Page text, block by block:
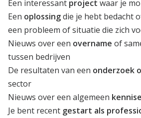
Een interessant project waar je
Een oplossingdie je hebt bedacht
een probleem of situatie die zich
Nieuws over een overname of
tussen bedrijven
De resultaten van een onderzoek
sector
Nieuws over een algemeen
Je bent recent gestart als